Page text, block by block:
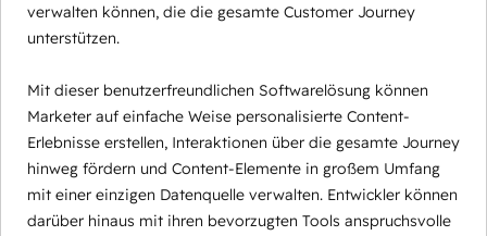
verwalten können, die die gesamte Customer Journey
unterstützen.
Mit dieser benutzerfreundlichen Softwarelösung können
Marketer auf einfache Weise personalisierte Content-
Erlebnisse erstellen, Interaktionen über die gesamte Journey
hinweg fördern und Content-Elemente in großem Umfang
mit einer einzigen Datenquelle verwalten. Entwickler können
darüber hinaus mit ihren bevorzugten Tools anspruchsvolle